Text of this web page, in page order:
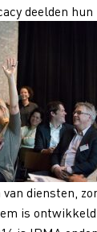
deelden hun
diensten,
is